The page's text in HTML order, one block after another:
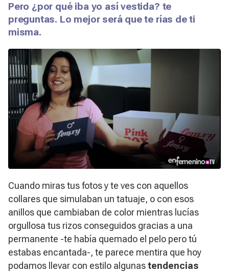
Pero ¿por qué iba yo así vestida? te
preguntas. Lo mejor será que te rías de ti
misma.
Cuando miras tus fotos y te ves con aquellos
collares que simulaban un tatuaje, o con esos
anillos que cambiaban de color mientras lucías
orgullosa tus rizos conseguidos gracias a una
permanente -te había quemado el pelo pero tú
estabas encantada-, te parece mentira que hoy
podamos llevar con estilo algunastendencias